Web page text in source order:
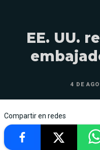
EE. UU.
4 DE
Compartir en redes